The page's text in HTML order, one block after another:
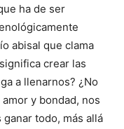
ha de ser
abisal que clama
crear las
a llenarnos? ¿No
y bondad, nos
todo, más allá